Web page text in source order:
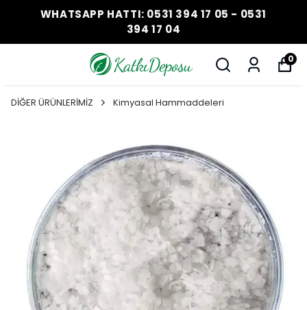
WHATSAPP HATTI: 0531 394 17 05 - 0531
394 17 04
0
DİĞER ÜRÜNLERİMİZ Kimyasal Hammaddeleri